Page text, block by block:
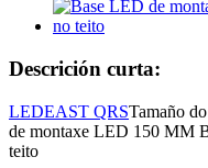
Descrición curta:
LEDEAST QRSTamaño
de montaxe LED 150 MM
teito